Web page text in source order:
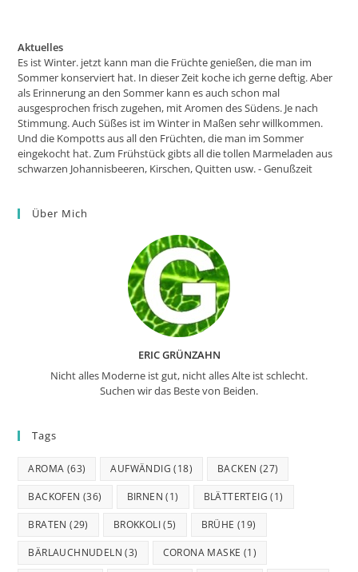
Aktuelles
Es ist Winter. jetzt kann man die Früchte genießen, die man im
Sommer konserviert hat. In dieser Zeit koche ich gerne deftig. Aber
als Erinnerung an den Sommer kann es auch schon mal
ausgesprochen frisch zugehen, mit Aromen des Südens. Je nach
Stimmung. Auch Süßes ist im Winter in Maßen sehr willkommen.
Und die Kompotts aus all den Früchten, die man im Sommer
eingekocht hat. Zum Frühstück gibts all die tollen Marmeladen aus
schwarzen Johannisbeeren, Kirschen, Quitten usw. - Genußzeit
Über Mich
ERIC GRÜNZAHN
Nicht alles Moderne ist gut, nicht alles Alte ist schlecht.
Suchen wir das Beste von Beiden.
Tags
AROMA (63) AUFWÄNDIG (18) BACKEN (27)
BACKOFEN (36) BIRNEN (1) BLÄTTERTEIG (1)
BRATEN (29) BROKKOLI(5) BRÜHE (19)
BÄRLAUCHNUDELN (3) CORONA MASKE (1)